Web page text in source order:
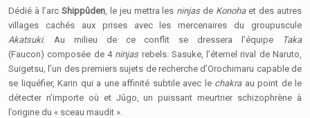
Dédié à l’arc Shippûden, le jeu mettra les ninjasde Konohaet des autres
villages cachés aux prises avec les mercenaires du groupuscule
Akatsuki. Au milieu de ce conflit se dressera l’équipe
Taka
(Faucon) composée de 4 ninjasrebels. Sasuke, l’éternel rival de Naruto,
Suigetsu, l’un des premiers sujets de recherche d’Orochimaru capable de
se liquéfier, Karin qui a une affinité subtile avec le chakraau point de le
détecter n’importe où et Jûgo, un puissant meurtrier schizophrène à
l’origine du « sceau maudit ».